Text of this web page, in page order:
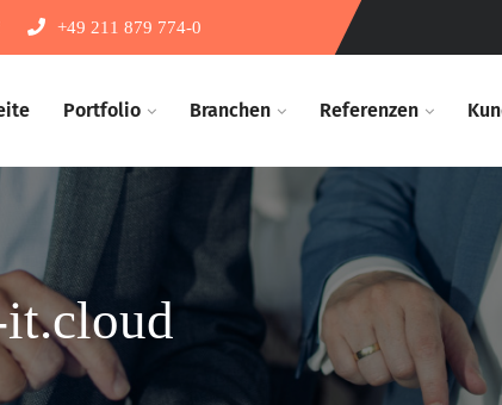
+49 211 879 774-0
Portfolio Branchen​ Referenzen​
it.cloud